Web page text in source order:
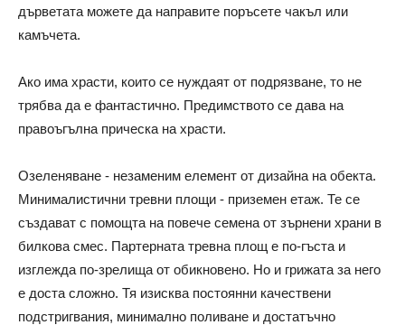
дърветата можете да направите поръсете чакъл или
камъчета.
Ако има храсти, които се нуждаят от подрязване, то не
трябва да е фантастично. Предимството се дава на
правоъгълна прическа на храсти.
Озеленяване - незаменим елемент от дизайна на обекта.
Минималистични тревни площи - приземен етаж. Те се
създават с помощта на повече семена от зърнени храни в
билкова смес. Партерната тревна площ е по-гъста и
изглежда по-зрелища от обикновено. Но и грижата за него
е доста сложно. Тя изисква постоянни качествени
подстригвания, минимално поливане и достатъчно